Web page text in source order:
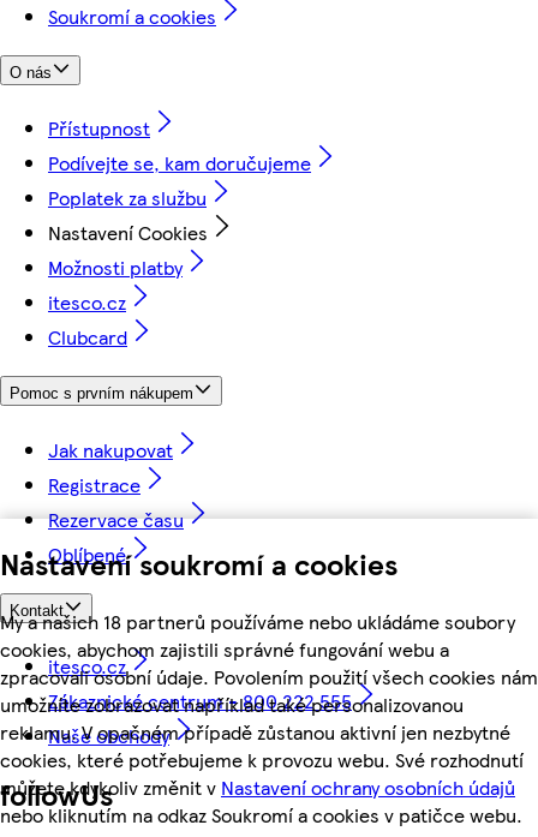
Nastavení soukromí a cookies
My a našich 18 partnerů používáme nebo ukládáme soubory
cookies, abychom zajistili správné fungování webu a
zpracovali osobní údaje. Povolením použití všech cookies nám
umožníte zobrazovat například také personalizovanou
reklamu. V opačném případě zůstanou aktivní jen nezbytné
cookies, které potřebujeme k provozu webu. Své rozhodnutí
můžete kdykoliv změnit v Nastavení ochrany osobních údajů
nebo kliknutím na odkaz Soukromí a cookies v patičce webu.
Soukromí a cookies
O nás
Přístupnost
Podívejte se, kam doručujeme
Poplatek za službu
Nastavení Cookies
Možnosti platby
itesco.cz
Clubcard
Pomoc s prvním nákupem
Jak nakupovat
Registrace
Rezervace času
Oblíbené
Kontakt
itesco.cz
Zákaznické centrum - 800 222 555
Naše obchody
followUs